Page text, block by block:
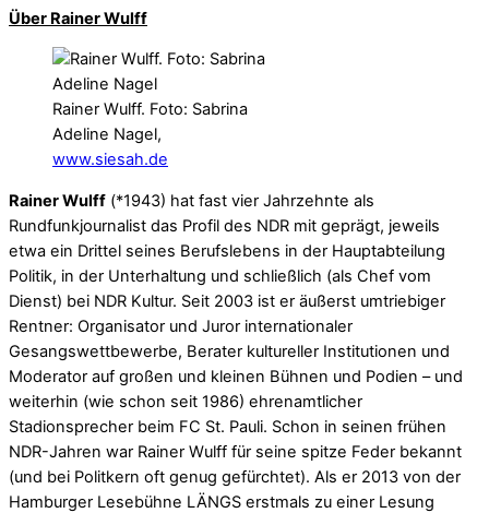
Über Rainer Wulff
Rainer Wulff. Foto: Sabrina
Adeline Nagel,
www.siesah.de
Rainer Wulff (*1943) hat fast vier Jahrzehnte als
Rundfunkjournalist das Profil des NDR mit geprägt, jeweils
etwa ein Drittel seines Berufslebens in der Hauptabteilung
Politik, in der Unterhaltung und schließlich (als Chef vom
Dienst) bei NDR Kultur. Seit 2003 ist er äußerst umtriebiger
Rentner: Organisator und Juror internationaler
Gesangswettbewerbe, Berater kultureller Institutionen und
Moderator auf großen und kleinen Bühnen und Podien – und
weiterhin (wie schon seit 1986) ehrenamtlicher
Stadionsprecher beim FC St. Pauli. Schon in seinen frühen
NDR-Jahren war Rainer Wulff für seine spitze Feder bekannt
(und bei Politkern oft genug gefürchtet). Als er 2013 von der
Hamburger Lesebühne LÄNGS erstmals zu einer Lesung